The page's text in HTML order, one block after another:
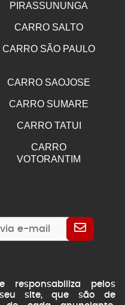
PIRASSUNUNGA
CARRO SALTO
CARRO SÃO PAULO
CARRO SAOJOSE
CARRO SUMARE
CARRO TATUI
CARRO
VOTORANTIM
responsabiliza pelos
site, que são de